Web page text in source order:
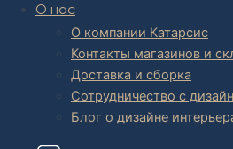
О нас
О компании Катарсис
Контакты магазинов и
Доставка и сборка
Сотрудничество с
Блог о дизайне